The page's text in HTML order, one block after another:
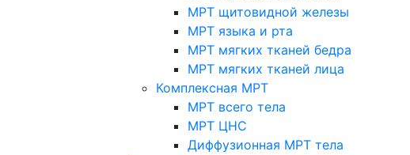
МРТ щитовидной железы
МРТ языка и рта
МРТ мягких тканей бедра
МРТ мягких тканей лица
Комплексная МРТ
МРТ всего тела
МРТ ЦНС
Диффузионная МРТ тела